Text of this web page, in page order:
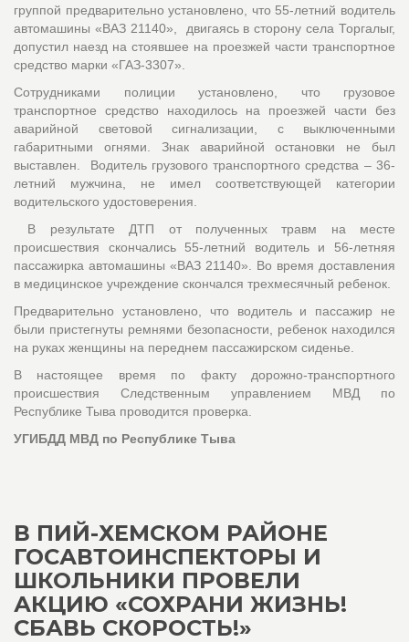
группой предварительно установлено, что 55-летний водитель
автомашины «ВАЗ 21140», двигаясь в сторону села Торгалыг,
допустил наезд на стоявшее на проезжей части транспортное
средство марки «ГАЗ-3307».
Сотрудниками полиции установлено, что грузовое
транспортное средство находилось на проезжей части без
аварийной световой сигнализации, с выключенными
габаритными огнями. Знак аварийной остановки не был
выставлен. Водитель грузового транспортного средства – 36-
летний мужчина, не имел соответствующей категории
водительского удостоверения.
В результате ДТП от полученных травм на месте
происшествия скончались 55-летний водитель и 56-летняя
пассажирка автомашины «ВАЗ 21140». Во время доставления
в медицинское учреждение скончался трехмесячный ребенок.
Предварительно установлено, что водитель и пассажир не
были пристегнуты ремнями безопасности, ребенок находился
на руках женщины на переднем пассажирском сиденье.
В настоящее время по факту дорожно-транспортного
происшествия Следственным управлением МВД по
Республике Тыва проводится проверка.
УГИБДД МВД по Республике Тыва
В ПИЙ-ХЕМСКОМ РАЙОНЕ
ГОСАВТОИНСПЕКТОРЫ И
ШКОЛЬНИКИ ПРОВЕЛИ
АКЦИЮ «СОХРАНИ ЖИЗНЬ!
СБАВЬ СКОРОСТЬ!»